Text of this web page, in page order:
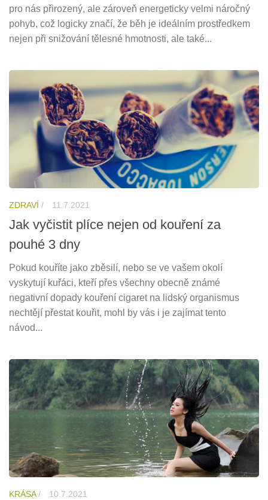
pro nás přirozený, ale zároveň energeticky velmi náročný
pohyb, což logicky značí, že běh je ideálním prostředkem
nejen při snižování tělesné hmotnosti, ale také...
ZDRAVÍ / 11.7.2021
Jak vyčistit plíce nejen od kouření za
pouhé 3 dny
Pokud kouříte jako zběsilí, nebo se ve vašem okolí
vyskytují kuřáci, kteří přes všechny obecně známé
negativní dopady kouření cigaret na lidský organismus
nechtějí přestat kouřit, mohl by vás i je zajímat tento
návod...
KRÁSA/ 10.7.2021